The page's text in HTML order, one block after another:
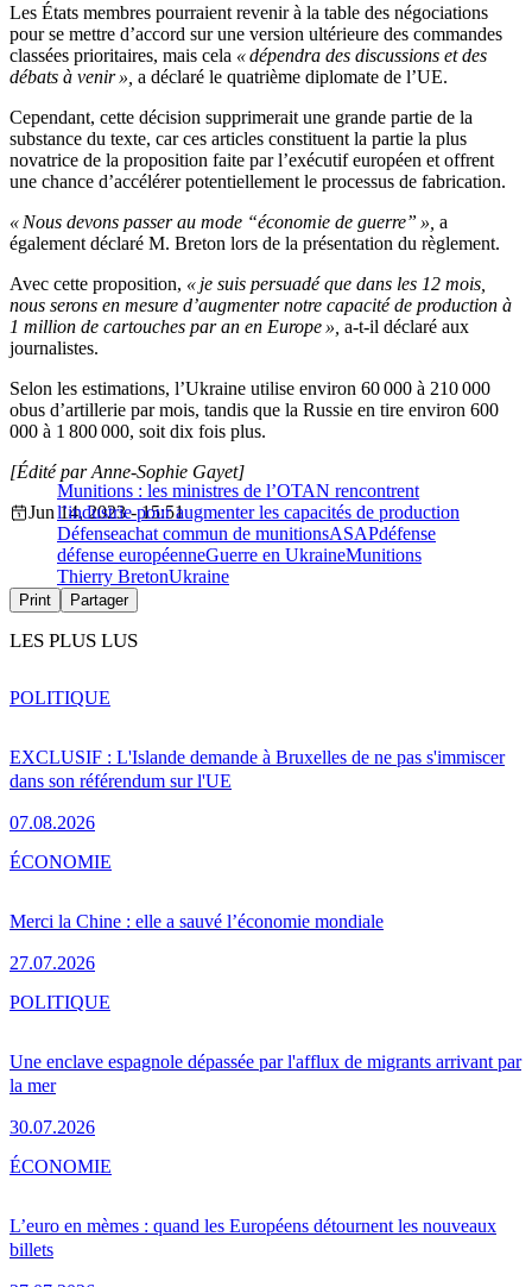
Les États membres pourraient revenir à la table des négociations
pour se mettre d’accord sur une version ultérieure des commandes
classées prioritaires, mais cela « dépendra des discussions et des
débats à venir », a déclaré le quatrième diplomate de l’UE.
Cependant, cette décision supprimerait une grande partie de la
substance du texte, car ces articles constituent la partie la plus
novatrice de la proposition faite par l’exécutif européen et offrent
une chance d’accélérer potentiellement le processus de fabrication.
« Nous devons passer au mode “économie de guerre” », a
également déclaré M. Breton lors de la présentation du règlement.
Avec cette proposition, « je suis persuadé que dans les 12 mois,
nous serons en mesure d’augmenter notre capacité de production à
1 million de cartouches par an en Europe », a-t-il déclaré aux
journalistes.
Selon les estimations, l’Ukraine utilise environ 60 000 à 210 000
obus d’artillerie par mois, tandis que la Russie en tire environ 600
000 à 1 800 000, soit dix fois plus.
Munitions : les ministres de l’OTAN rencontrent
l’industrie pour augmenter les capacités de production
[Édité par Anne-Sophie Gayet]
Jun 14, 2023 - 15:51
Défenseachat commun de munitionsASAPdéfense
défense européenneGuerre en UkraineMunitions
Thierry BretonUkraine
Print Partager
LES PLUS LUS
EXCLUSIF : L'Islande demande à Bruxelles de ne pas s'immiscer
dans son référendum sur l'UE
07.08.2026
POLITIQUE
Merci la Chine : elle a sauvé l’économie mondiale
27.07.2026
ÉCONOMIE
Une enclave espagnole dépassée par l'afflux de migrants arrivant par
la mer
30.07.2026
POLITIQUE
L’euro en mèmes : quand les Européens détournent les nouveaux
billets
ÉCONOMIE